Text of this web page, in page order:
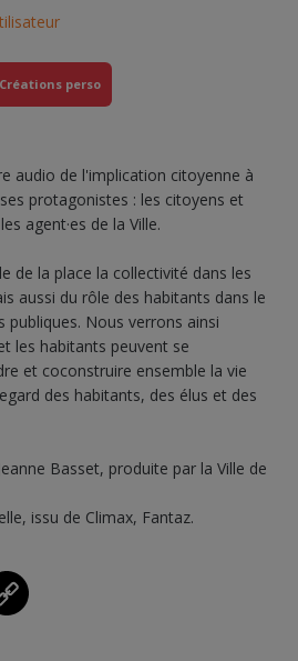
perso
audio de l'implication citoyenne à
protagonistes : les citoyens et
agent·es de la Ville.
de la place la collectivité dans les
aussi du rôle des habitants dans le
publiques. Nous verrons ainsi
les habitants peuvent se
et coconstruire ensemble la vie
des habitants, des élus et des
Basset, produite par la Ville de
issu de Climax, Fantaz.